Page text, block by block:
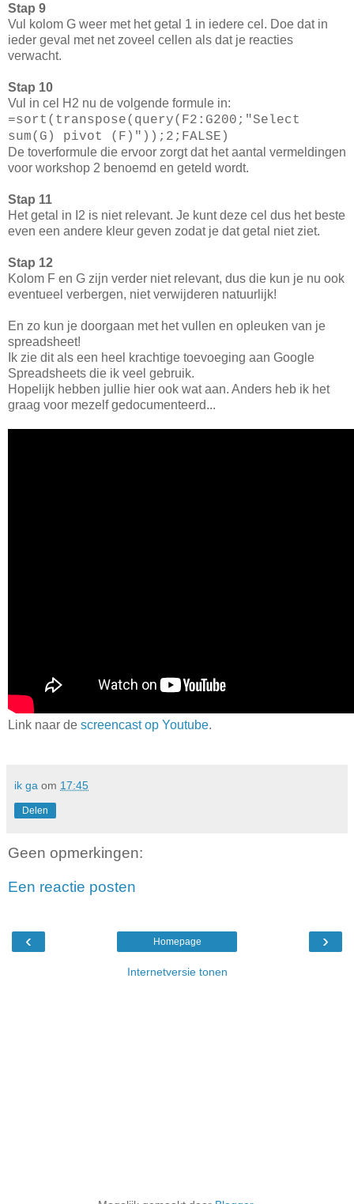
Stap 9
Vul kolom G weer met het getal 1 in iedere cel. Doe dat in
ieder geval met net zoveel cellen als dat je reacties
verwacht.
Stap 10
Vul in cel H2 nu de volgende formule in:
=sort(transpose(query(F2:G200;"Select
sum(G) pivot (F)"));2;FALSE)
De toverformule die ervoor zorgt dat het aantal vermeldingen
voor workshop 2 benoemd en geteld wordt.
Stap 11
Het getal in I2 is niet relevant. Je kunt deze cel dus het beste
even een andere kleur geven zodat je dat getal niet ziet.
Stap 12
Kolom F en G zijn verder niet relevant, dus die kun je nu ook
eventueel verbergen, niet verwijderen natuurlijk!
En zo kun je doorgaan met het vullen en opleuken van je
spreadsheet!
Ik zie dit als een heel krachtige toevoeging aan Google
Spreadsheets die ik veel gebruik.
Hopelijk hebben jullie hier ook wat aan. Anders heb ik het
graag voor mezelf gedocumenteerd...
Link naar de screencast op Youtube.
ik ga om 17:45
Delen
Geen opmerkingen:
Een reactie posten
‹ ›
Homepage
Internetversie tonen